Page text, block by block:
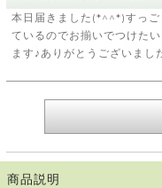
本日届きました(*^^*)すっご
ているのでお揃いでつけた
ます♪ありがとうございま
商品説明